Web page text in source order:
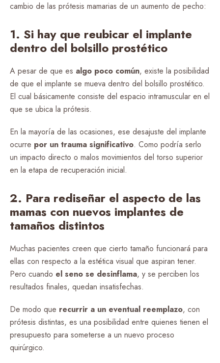
cambio de las prótesis mamarias de un aumento de pecho:
1. Si hay que reubicar el implante
dentro del bolsillo prostético
A pesar de que es algo poco común, existe la posibilidad
de que el implante se mueva dentro del bolsillo prostético.
El cual básicamente consiste del espacio intramuscular en el
que se ubica la prótesis.
En la mayoría de las ocasiones, ese desajuste del implante
ocurre por un trauma significativo. Como podría serlo
un impacto directo o malos movimientos del torso superior
en la etapa de recuperación inicial.
2. Para rediseñar el aspecto de las
mamas con nuevos implantes de
tamaños distintos
Muchas pacientes creen que cierto tamaño funcionará para
ellas con respecto a la estética visual que aspiran tener.
Pero cuando el seno se desinflama, y se perciben los
resultados finales, quedan insatisfechas.
De modo que recurrir a un eventual reemplazo, con
prótesis distintas, es una posibilidad entre quienes tienen el
presupuesto para someterse a un nuevo proceso
quirúrgico.